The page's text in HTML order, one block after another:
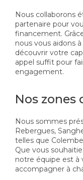
Nous collaborons
partenaire pour
financement.
nous vous aidons
découvrir votre
appel suffit pour
engagement.
Nos zones
Nous sommes
Rebergues,
telles que
Que vous
notre équipe est à
accompagner à